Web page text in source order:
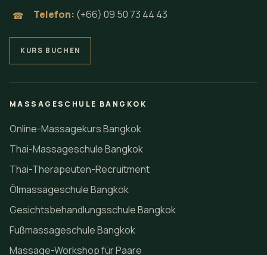
☎ Telefon: (+66) 09 50 73 44 43
KURS BUCHEN
MASSAGESCHULE BANGKOK
Online-Massagekurs Bangkok
Thai-Massageschule Bangkok
Thai-Therapeuten-Recruitment
Ölmassageschule Bangkok
Gesichtsbehandlungsschule Bangkok
Fußmassageschule Bangkok
Massage-Workshop für Paare